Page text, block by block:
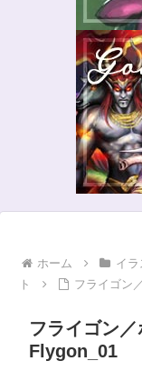
ホーム イ
ト
フライゴン
フライゴン
Flygon_01